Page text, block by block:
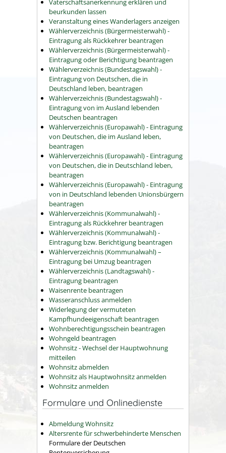
Vaterschaftsanerkennung erklären und
beurkunden lassen
Veranstaltung eines Wanderlagers anzeigen
Wählerverzeichnis (Bürgermeisterwahl) -
Eintragung als Rückkehrer beantragen
Wählerverzeichnis (Bürgermeisterwahl) -
Eintragung oder Berichtigung beantragen
Wählerverzeichnis (Bundestagswahl) -
Eintragung von Deutschen, die in
Deutschland leben, beantragen
Wählerverzeichnis (Bundestagswahl) -
Eintragung von im Ausland lebenden
Deutschen beantragen
Wählerverzeichnis (Europawahl) - Eintragung
von Deutschen, die im Ausland leben,
beantragen
Wählerverzeichnis (Europawahl) - Eintragung
von Deutschen, die in Deutschland leben,
beantragen
Wählerverzeichnis (Europawahl) - Eintragung
von in Deutschland lebenden Unionsbürgern
beantragen
Wählerverzeichnis (Kommunalwahl) -
Eintragung als Rückkehrer beantragen
Wählerverzeichnis (Kommunalwahl) -
Eintragung bzw. Berichtigung beantragen
Wählerverzeichnis (Kommunalwahl) –
Eintragung bei Umzug beantragen
Wählerverzeichnis (Landtagswahl) -
Eintragung beantragen
Waisenrente beantragen
Wasseranschluss anmelden
Widerlegung der vermuteten
Kampfhundeeigenschaft beantragen
Wohnberechtigungsschein beantragen
Wohngeld beantragen
Wohnsitz - Wechsel der Hauptwohnung
mitteilen
Wohnsitz abmelden
Wohnsitz als Hauptwohnsitz anmelden
Wohnsitz anmelden
Formulare und Onlinedienste
Abmeldung Wohnsitz
Altersrente für schwerbehinderte Menschen
Formulare der Deutschen